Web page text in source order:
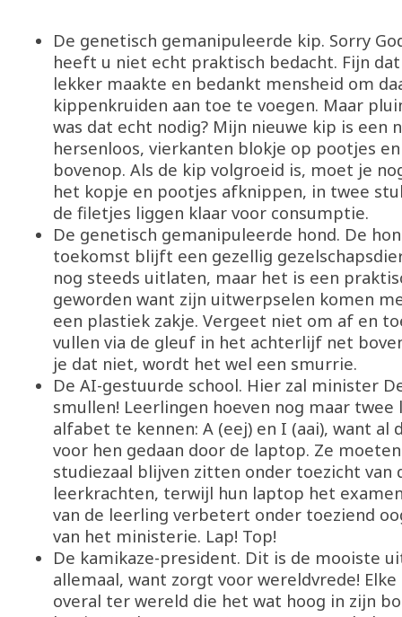
De genetisch gemanipuleerde kip. Sorry
heeft u niet echt praktisch bedacht. Fijn
lekker maakte en bedankt mensheid om
kippenkruiden aan toe te voegen. Maar
was dat echt nodig? Mijn nieuwe kip is een
hersenloos, vierkanten blokje op pootjes
bovenop. Als de kip volgroeid is, moet je
het kopje en pootjes afknippen, in twee
de filetjes liggen klaar voor consumptie.
De genetisch gemanipuleerde hond. De
toekomst blijft een gezellig
nog steeds uitlaten, maar het is een
geworden want zijn uitwerpselen komen
een plastiek zakje. Vergeet niet om af en
vullen via de gleuf in het achterlijf net
je dat niet, wordt het wel een smurrie.
De AI-gestuurde school. Hier zal minister
smullen! Leerlingen hoeven nog maar
alfabet te kennen: A (eej) en I (aai), want al
voor hen gedaan door de laptop. Ze
studiezaal blijven zitten onder toezicht van
leerkrachten, terwijl hun laptop het
van de leerling verbetert onder toeziend
van het ministerie. Lap! Top!
De kamikaze-president. Dit is de mooiste
allemaal, want zorgt voor wereldvrede!
overal ter wereld die het wat hoog in zijn